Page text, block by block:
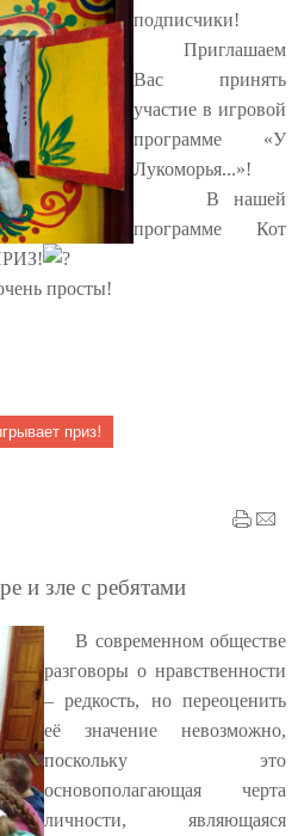
подписчики!
Приглашаем
Вас принять
участие в игровой
программе «У
Лукоморья...»!
В нашей
программе Кот
просты!
приз!
и зле с ребятами
В современном обществе
разговоры о нравственности
– редкость, но переоценить
её значение невозможно,
поскольку это
основополагающая черта
личности, являющаяся